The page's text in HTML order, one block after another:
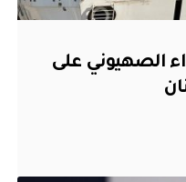
الصهيوني على